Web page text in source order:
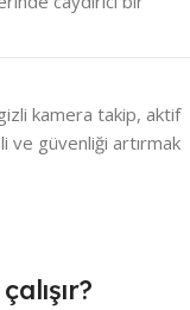
kamera takip, aktif
ve güvenliği artırmak